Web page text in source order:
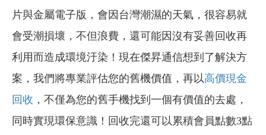
片與金屬電子版，會因台灣潮濕的天氣，很容易就
會受潮損壞，不但浪費，還可能因沒有妥善回收再
利用而造成環境汙染！現在傑昇通信想到了解決方
案，我們將專業評估您的舊機價值，再以高價現金
回收 ，不僅為您的舊手機找到一個有價值的去處，
同時實現環保意識！回收完還可以累積會員點數3點